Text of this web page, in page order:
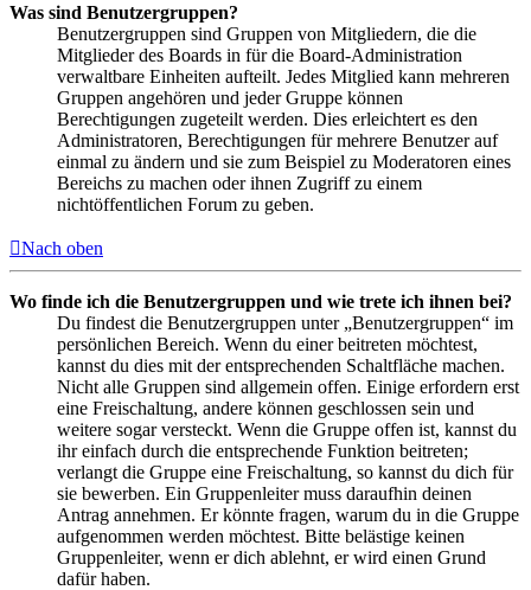
Was sind Benutzergruppen?
Benutzergruppen sind Gruppen von Mitgliedern, die die
Mitglieder des Boards in für die Board-Administration
verwaltbare Einheiten aufteilt. Jedes Mitglied kann mehreren
Gruppen angehören und jeder Gruppe können
Berechtigungen zugeteilt werden. Dies erleichtert es den
Administratoren, Berechtigungen für mehrere Benutzer auf
einmal zu ändern und sie zum Beispiel zu Moderatoren eines
Bereichs zu machen oder ihnen Zugriff zu einem
nichtöffentlichen Forum zu geben.
Nach oben
Wo finde ich die Benutzergruppen und wie trete ich ihnen bei?
Du findest die Benutzergruppen unter „Benutzergruppen“ im
persönlichen Bereich. Wenn du einer beitreten möchtest,
kannst du dies mit der entsprechenden Schaltfläche machen.
Nicht alle Gruppen sind allgemein offen. Einige erfordern erst
eine Freischaltung, andere können geschlossen sein und
weitere sogar versteckt. Wenn die Gruppe offen ist, kannst du
ihr einfach durch die entsprechende Funktion beitreten;
verlangt die Gruppe eine Freischaltung, so kannst du dich für
sie bewerben. Ein Gruppenleiter muss daraufhin deinen
Antrag annehmen. Er könnte fragen, warum du in die Gruppe
aufgenommen werden möchtest. Bitte belästige keinen
Gruppenleiter, wenn er dich ablehnt, er wird einen Grund
dafür haben.